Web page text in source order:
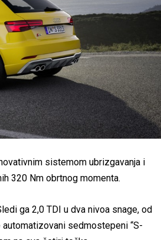
sistemom ubrizgavanja i
320 Nm obrtnog momenta.
ga 2,0 TDI u dva nivoa snage, od
sedmostepeni “S-